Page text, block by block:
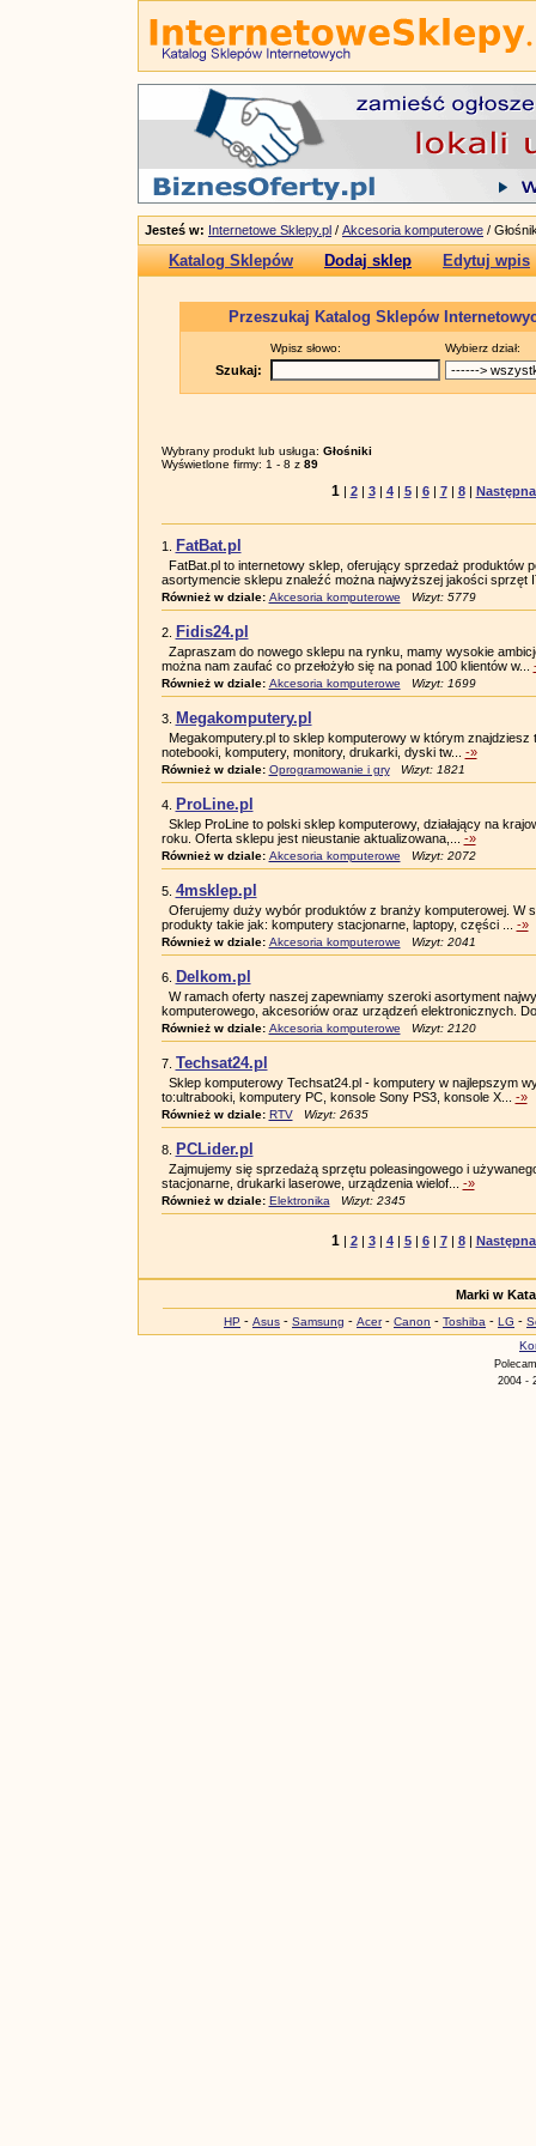
Jesteś w: Internetowe Sklepy.pl / Akcesoria komputerowe /
Katalog Sklepów Dodaj sklep Edytuj wpis
Przeszukaj Katalog Sklepów
Wpisz słowo: Wybierz dział:
Szukaj:
Wybrany produkt lub usługa: Głośniki
Wyświetlone firmy: 1 - 8 z 89
1 | 2| 3| 4| 5| 6| 7| 8|
1. FatBat.pl
FatBat.pl to internetowy sklep, oferujący sprzedaż produktów
asortymencie sklepu znaleźć można najwyższej jakości sprzęt
Również w dziale: Akcesoria komputerowe Wizyt: 5779
2. Fidis24.pl
Zapraszam do nowego sklepu na rynku, mamy wysokie
można nam zaufać co przełożyło się na ponad 100 klientów w...
Również w dziale: Akcesoria komputerowe Wizyt: 1699
3. Megakomputery.pl
Megakomputery.pl to sklep komputerowy w którym znajdziesz
notebooki, komputery, monitory, drukarki, dyski tw... -»
Również w dziale: Oprogramowanie i gry Wizyt: 1821
4. ProLine.pl
Sklep ProLine to polski sklep komputerowy, działający na
roku. Oferta sklepu jest nieustanie aktualizowana,... -»
Również w dziale: Akcesoria komputerowe Wizyt: 2072
5. 4msklep.pl
Oferujemy duży wybór produktów z branży komputerowej. W
produkty takie jak: komputery stacjonarne, laptopy, części ... -»
Również w dziale: Akcesoria komputerowe Wizyt: 2041
6. Delkom.pl
W ramach oferty naszej zapewniamy szeroki asortyment
komputerowego, akcesoriów oraz urządzeń elektronicznych.
Również w dziale: Akcesoria komputerowe Wizyt: 2120
7. Techsat24.pl
Sklep komputerowy Techsat24.pl - komputery w najlepszym
to:ultrabooki, komputery PC, konsole Sony PS3, konsole X... -»
Również w dziale: RTV Wizyt: 2635
8. PCLider.pl
Zajmujemy się sprzedażą sprzętu poleasingowego i
stacjonarne, drukarki laserowe, urządzenia wielof... -»
Również w dziale: Elektronika Wizyt: 2345
1 | 2| 3| 4| 5| 6| 7| 8|
Marki w
HP - Asus - Samsung - Acer- Canon - Toshiba - LG -
2004 -